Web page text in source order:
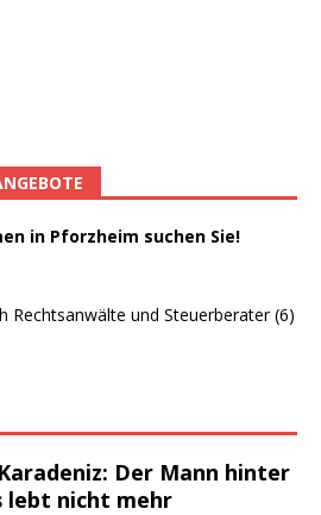
in Pforzheim suchen Sie!
Rechtsanwälte und Steuerberater (6)
Der Mann hinter
lebt nicht mehr